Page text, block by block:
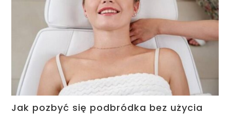
Jak pozbyć się podbródka bez użycia